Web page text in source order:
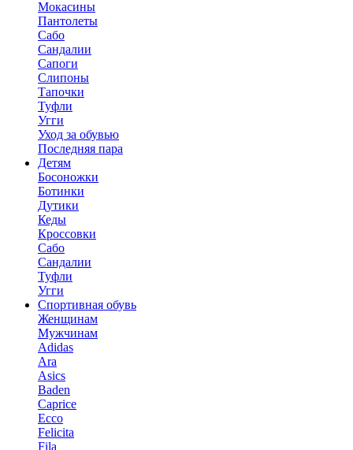
Мокасины
Пантолеты
Сабо
Сандалии
Сапоги
Слипоны
Тапочки
Туфли
Угги
Уход за обувью
Последняя пара
Детям
Босоножки
Ботинки
Дутики
Кеды
Кроссовки
Сабо
Сандалии
Туфли
Угги
Спортивная обувь
Женщинам
Мужчинам
Adidas
Ara
Asics
Baden
Caprice
Ecco
Felicita
Fila